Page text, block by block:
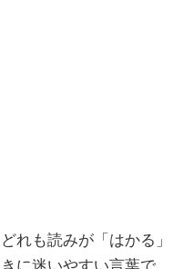
れも読みが「はかる」
に迷いやすい言葉で